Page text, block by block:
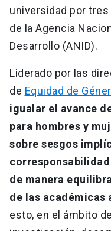
universidad por
de la Agencia
Desarrollo (ANID).
Liderado por las
de Equidad de
igualar el avance
para hombres y
sobre sesgos
de manera
de las académicas
esto, en el ámbito